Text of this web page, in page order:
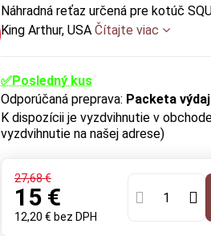
Náhradná reťaz určená pre kotúč
King Arthur, USAČítajte viac
✅Posledný kus
Packeta
vyzdvihnutie na našej adrese)
27,68 €
15 €
12,20 € bez DPH